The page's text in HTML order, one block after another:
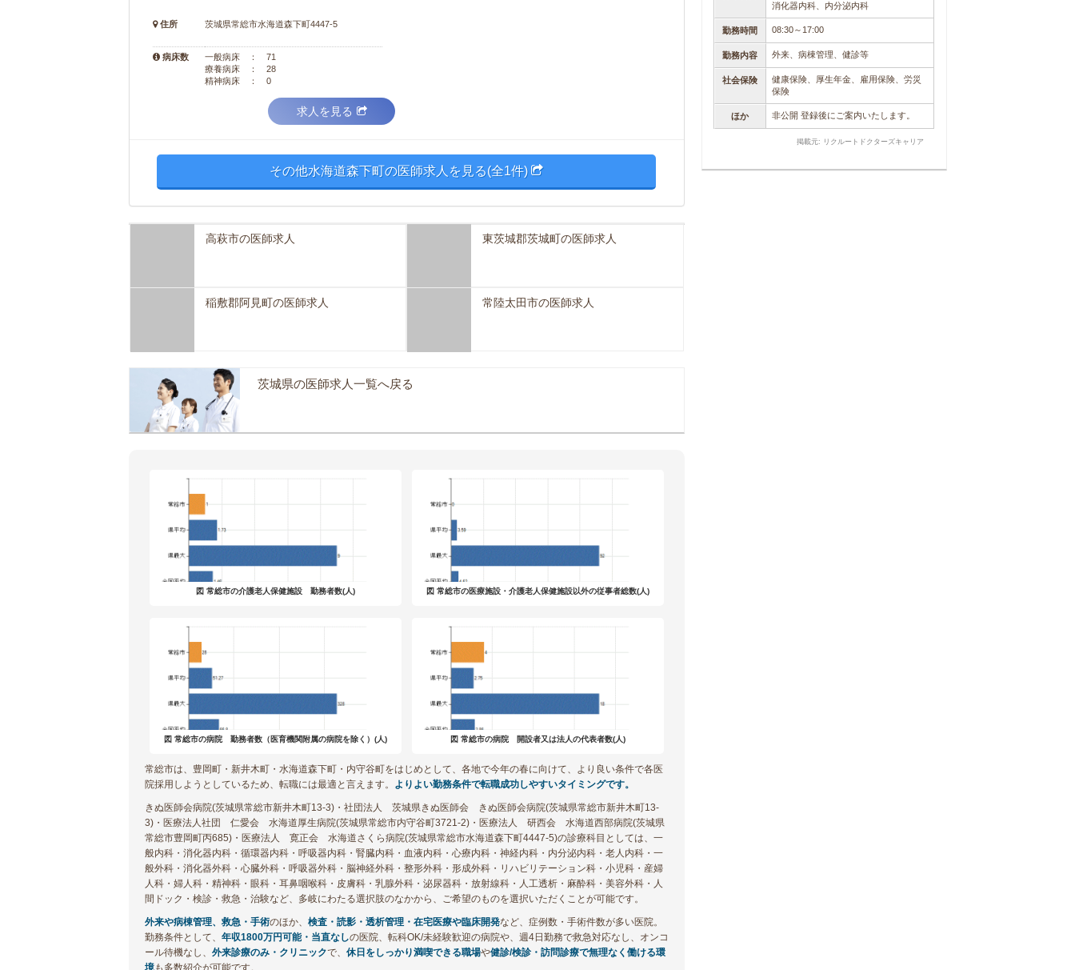
住所 茨城県常総市水海道森下町4447-5
病床数
一般病床 ： 71
療養病床 ： 28
精神病床 ： 0
求人を見る
その他水海道森下町の医師求人を見る(全1件)
高萩市の医師求人 東茨城郡茨城町の医師求人
稲敷郡阿見町の医師求人 常陸太田市の医師求人
茨城県の医師求人一覧へ戻る
図 常総市の介護老人保健施設 勤務者数(人) 図 常総市の医療施設・介護老人保健施設以外の従事者総数(人)
図 常総市の病院 勤務者数（医育機関附属の病院を除く）(人) 図 常総市の病院 開設者又は法人の代表者数(人)
常総市は、豊岡町・新井木町・水海道森下町・内守谷町をはじめとして、各地で今年の春に向けて、より良い条件で各医
院採用しようとしているため、転職には最適と言えます。
よりよい勤務条件で転職成功しやすいタイミングです。
きぬ医師会病院(茨城県常総市新井木町13-3)・社団法人 茨城県きぬ医師会 きぬ医師会病院(茨城県常総市新井木町13-
3)・医療法人社団 仁愛会 水海道厚生病院(茨城県常総市内守谷町3721-2)・医療法人 研西会 水海道西部病院(茨城県
常総市豊岡町丙685)・医療法人 寛正会 水海道さくら病院(茨城県常総市水海道森下町4447-5)の診療科目としては、一
般内科・消化器内科・循環器内科・呼吸器内科・腎臓内科・血液内科・心療内科・神経内科・内分泌内科・老人内科・一
般外科・消化器外科・心臓外科・呼吸器外科・脳神経外科・整形外科・形成外科・リハビリテーション科・小児科・産婦
人科・婦人科・精神科・眼科・耳鼻咽喉科・皮膚科・乳腺外科・泌尿器科・放射線科・人工透析・麻酔科・美容外科・人
間ドック・検診・救急・治験など、多岐にわたる選択肢のなかから、ご希望のものを選択いただくことが可能です。
外来や病棟管理、救急・手術のほか、 検査・読影・透析管理・在宅医療や臨床開発など、症例数・手術件数が多い医院。
勤務条件として、 年収1800万円可能・当直なしの医院、転科OK/未経験歓迎の病院や、週4日勤務で救急対応なし、オンコ
ール待機なし、 外来診療のみ・クリニックで、 休日をしっかり満喫できる職場や健診/検診・訪問診療で無理なく働ける環
消化器内科、内分泌内科
勤務時間 08:30～17:00
勤務内容 外来、病棟管理、健診等
社会保険
健康保険、厚生年金、雇用保険、労災
保険
ほか 非公開 登録後にご案内いたします。
掲載元: リクルートドクターズキャリア